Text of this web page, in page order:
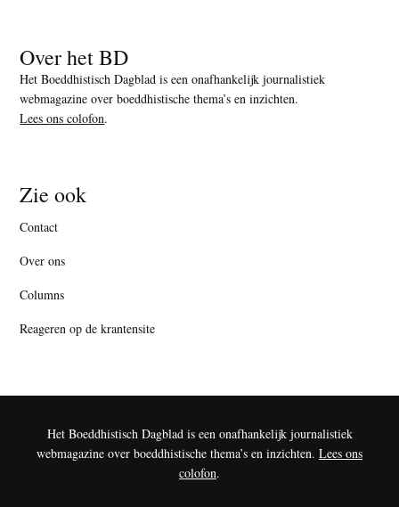
Over het BD
Het Boeddhistisch Dagblad is een onafhankelijk journalistiek
webmagazine over boeddhistische thema’s en inzichten.
Lees ons colofon.
Zie ook
Contact
Over ons
Columns
Reageren op de krantensite
Het Boeddhistisch Dagblad is een onafhankelijk journalistiek
webmagazine over boeddhistische thema’s en inzichten. Lees ons
colofon.